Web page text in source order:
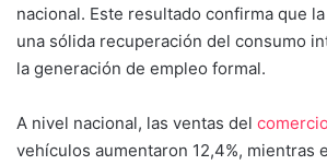
nacional. Este resultado confirma que
una sólida recuperación del consumo
la generación de empleo formal.
A nivel nacional, las ventas del comercio
vehículos aumentaron 12,4%, mientras